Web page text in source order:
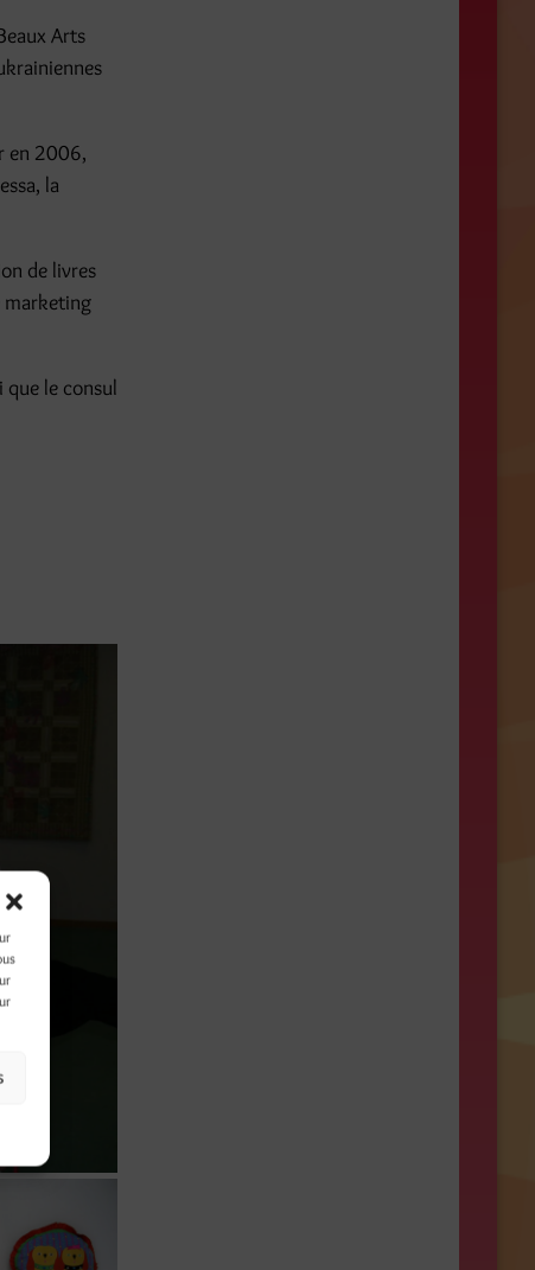
Arts
en 2006,
la
de livres
marketing
que le consul